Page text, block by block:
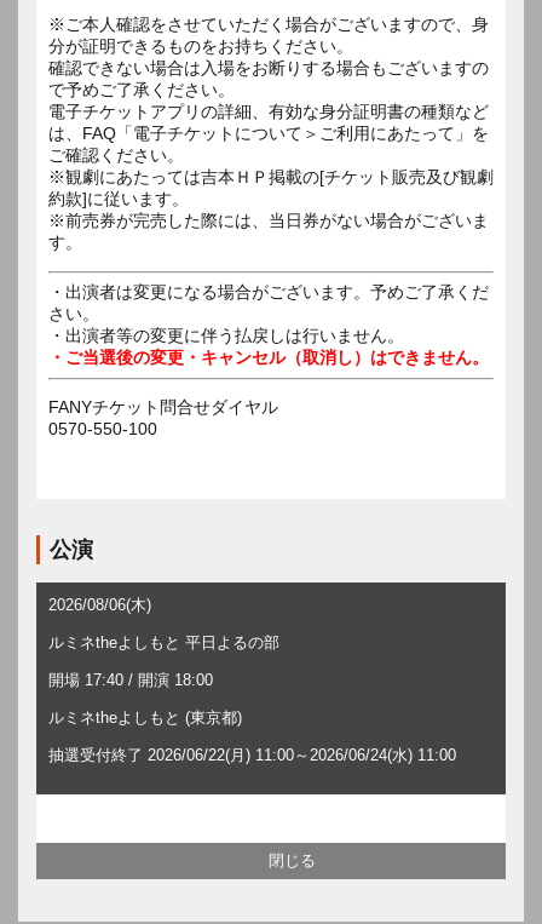
※ご本人確認をさせていただく場合がございますので、身
分が証明できるものをお持ちください。
確認できない場合は入場をお断りする場合もございますの
で予めご了承ください。
電子チケットアプリの詳細、有効な身分証明書の種類など
は、FAQ「電子チケットについて＞ご利用にあたって」を
ご確認ください。
※観劇にあたっては吉本ＨＰ掲載の[チケット販売及び観劇
約款]に従います。
※前売券が完売した際には、当日券がない場合がございま
す。
・出演者は変更になる場合がございます。予めご了承くだ
さい。
・出演者等の変更に伴う払戻しは行いません。
・ご当選後の変更・キャンセル（取消し）はできません。
FANYチケット問合せダイヤル
0570-550-100
公演
2026/08/06(木)
ルミネtheよしもと 平日よるの部
開場 17:40 / 開演 18:00
ルミネtheよしもと (東京都)
抽選受付終了 2026/06/22(月) 11:00～2026/06/24(水) 11:00